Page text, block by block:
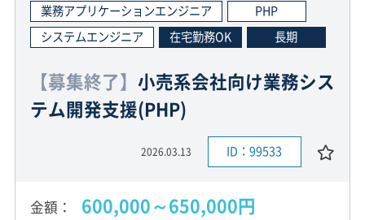
業務アプリケーションエンジニア
PHP
システムエンジニア
在宅勤務OK 長期
【募集終了】 小売系会社向け業務シス
テム開発支援(PHP)
2026.03.13 ID：99533
金額 600,000～650,000円